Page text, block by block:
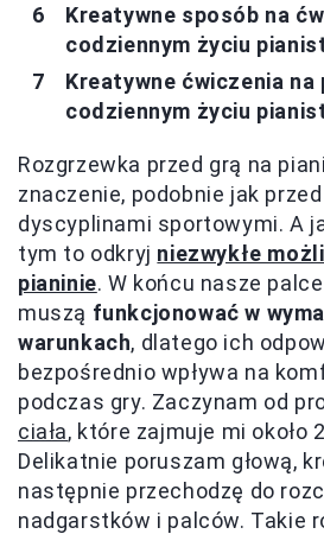
Kreatywne sposób na
codziennym życiu
Kreatywne ćwiczenia na
codziennym życiu
Rozgrzewka przed grą na
znaczenie, podobnie jak
dyscyplinami sportowymi. A
tym to odkryj niezwykłe
pianinie. W końcu nasze
muszą funkcjonować w
warunkach, dlatego ich
bezpośrednio wpływa na
podczas gry. Zaczynam od
ciała, które zajmuje mi około
Delikatnie poruszam głową,
następnie przechodzę do
nadgarstków i palców. Takie